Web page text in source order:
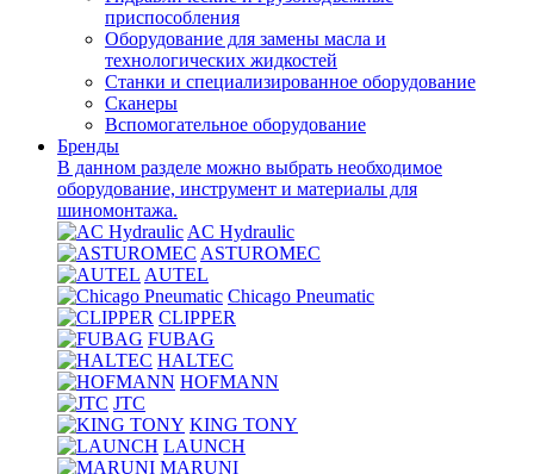
приспособления
Оборудование для замены масла и
технологических жидкостей
Станки и специализированное оборудование
Сканеры
Вспомогательное оборудование
Бренды
В данном разделе можно выбрать необходимое
оборудование, инструмент и материалы для
шиномонтажа.
AC Hydraulic
ASTUROMEC
AUTEL
Chicago Pneumatic
CLIPPER
FUBAG
HALTEC
HOFMANN
JTC
KING TONY
LAUNCH
MARUNI